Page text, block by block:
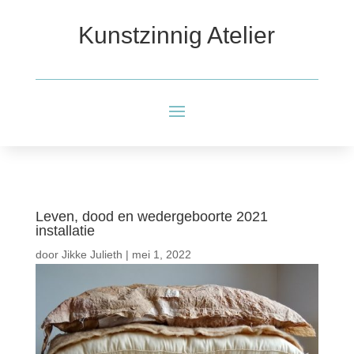
Kunstzinnig Atelier
Leven, dood en wedergeboorte 2021
installatie
door Jikke Julieth | mei 1, 2022